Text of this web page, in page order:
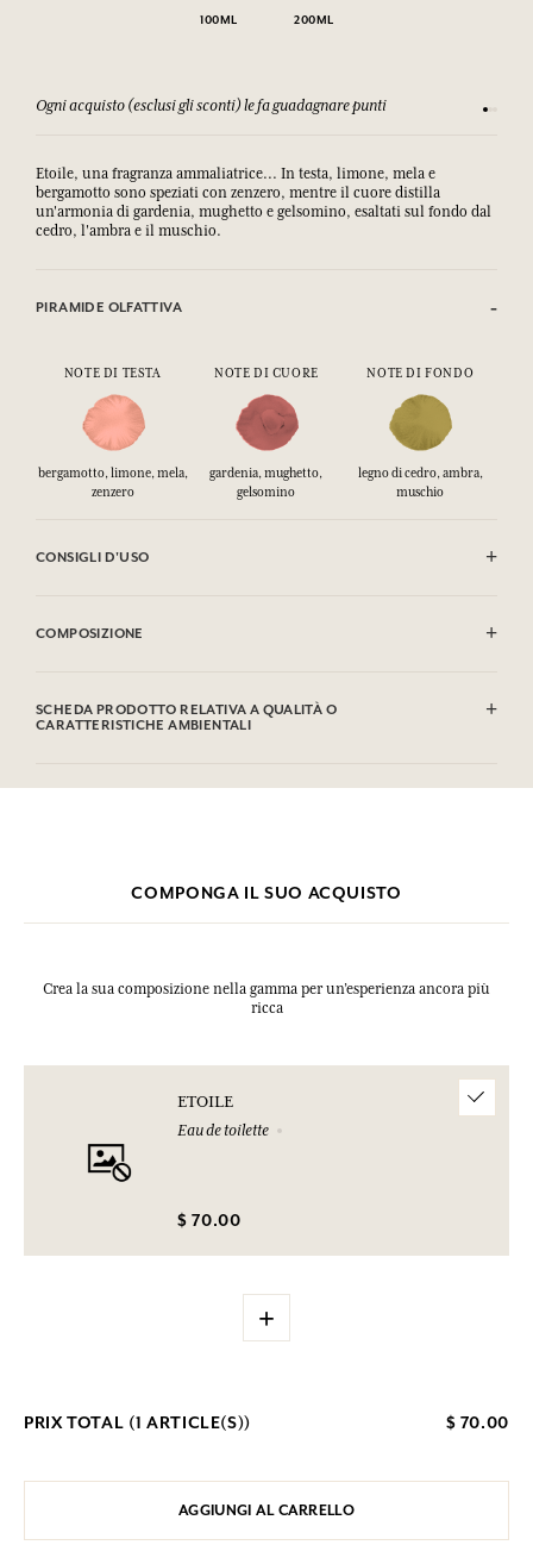
100ML 200ML
Ogni acquisto (esclusi gli sconti) le fa guadagnare punti
Etoile, una fragranza ammaliatrice... In testa, limone, mela e
bergamotto sono speziati con zenzero, mentre il cuore distilla
un'armonia di gardenia, mughetto e gelsomino, esaltati sul fondo dal
cedro, l'ambra e il muschio.
PIRAMIDE OLFATTIVA
NOTE DI TESTA NOTE DI CUORE NOTE DI FONDO
bergamotto, limone, mela,
zenzero
gardenia, mughetto,
gelsomino
legno di cedro, ambra,
muschio
CONSIGLI D'USO
COMPOSIZIONE
Limonene, Linalool, Citronellol, Citral, Geraniol, Farnesol, Benzyl
Benzoate, Cinnamal, Benzyl Alcohol. Questa lista può essere oggetto
SCHEDA PRODOTTO RELATIVA A QUALITÀ O
CARATTERISTICHE AMBIENTALI
COMPONGA IL SUO ACQUISTO
Crea la sua composizione nella gamma per un’esperienza ancora più
ricca
ETOILE
Eau de toilette
$ 70.00
+
PRIX TOTAL (1 ARTICLE(S)) $ 70.00
AGGIUNGI AL CARRELLO